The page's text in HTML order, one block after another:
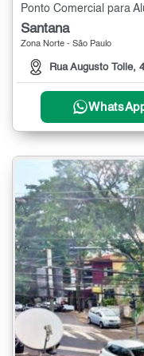
Santana
Zona Norte - São Paulo
Rua Augusto Tolle,